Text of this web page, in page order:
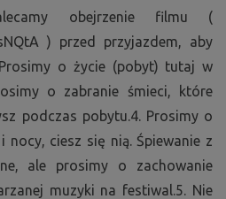
https://youtu.be/5nghJ4sNQtA
.
na górze opisu.
informacji, czegoś do
jakiegoś problemu na naszej
mną pod numerem telefonu,
rezerwacji.
będziemy zadowoleni z Twojej
obejrzenie filmu (
) przed przyjazdem, aby
o życie (pobyt) tutaj w
o zabranie śmieci, które
podczas pobytu.4. Prosimy o
nocy, ciesz się nią. Śpiewanie z
ale prosimy o zachowanie
muzyki na festiwal.5. Nie